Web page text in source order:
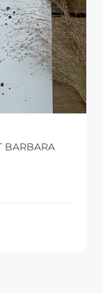
BARBARA